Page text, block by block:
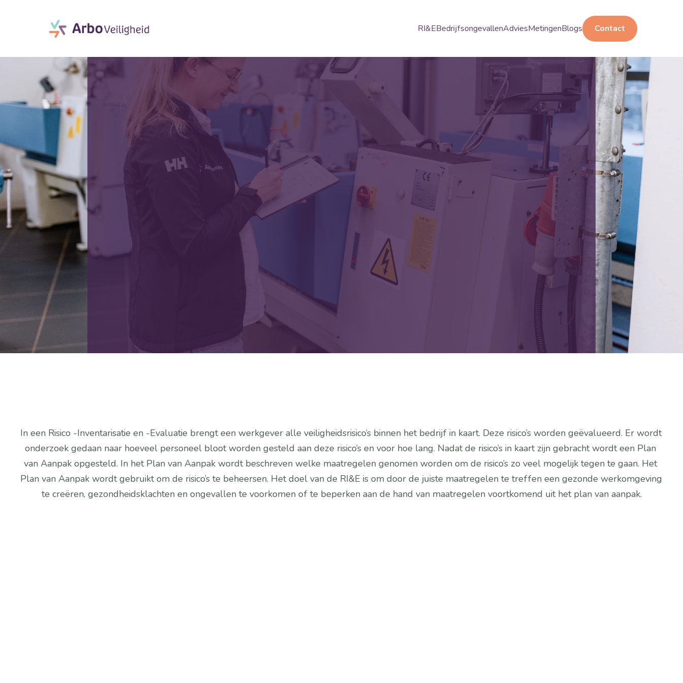
RI&EBedrijfsongevallenAdviesMetingenBlogs Contact
Neem contact op
In een Risico -Inventarisatie en -Evaluatie brengt een werkgever alle veiligheidsrisico’s binnen het bedrijf in kaart. Deze risico’s worden geëvalueerd. Er wordt
onderzoek gedaan naar hoeveel personeel bloot worden gesteld aan deze risico’s en voor hoe lang. Nadat de risico’s in kaart zijn gebracht wordt een Plan
van Aanpak opgesteld. In het Plan van Aanpak wordt beschreven welke maatregelen genomen worden om de risico’s zo veel mogelijk tegen te gaan. Het
Plan van Aanpak wordt gebruikt om de risico’s te beheersen. Het doel van de RI&E is om door de juiste maatregelen te treffen een gezonde werkomgeving
te creëren, gezondheidsklachten en ongevallen te voorkomen of te beperken aan de hand van maatregelen voortkomend uit het plan van aanpak.